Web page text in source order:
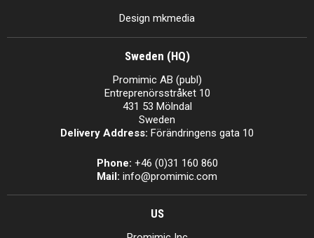
Design mkmedia
Sweden (HQ)
Promimic AB (publ)
Entreprenörsstråket 10
431 53 Mölndal
Sweden
Delivery Address: Förändringens gata 10
Phone: +46 (0)31 160 860
Mail: info@promimic.com
US